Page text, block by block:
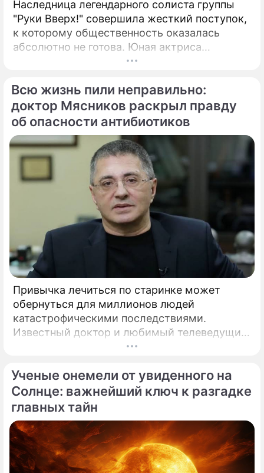
Наследница легендарного солиста группы
"Руки Вверх!" совершила жесткий поступок,
к которому общественность оказалась
абсолютно не готова. Юная актриса
Вероника Жукова, дочь бессменного лидера
заставила взрогнуть своих многочисленных
поклонников.
Всю жизнь пили неправильно:
доктор Мясников раскрыл правду
об опасности антибиотиков
Привычка лечиться по старинке может
обернуться для миллионов людей
катастрофическими последствиями.
Известный доктор и любимый телеведущий
миллионов Александр Мясников обратил
мировой медицине, который буквально
перечеркнул все наши прошлые
представления о здоровье.
Ученые онемели от увиденного на
Солнце: важнейший ключ к разгадке
главных тайн